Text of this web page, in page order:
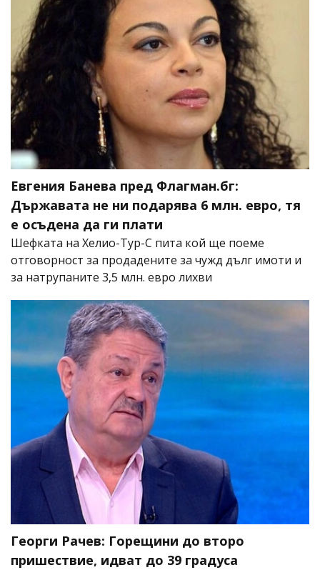
Евгения Банева пред Флагман.бг:
Държавата не ни подарява 6 млн. евро, тя
е осъдена да ги плати
Шефката на Хелио-Тур-С пита кой ще поеме
отговорност за продадените за чужд дълг имоти и
за натрупаните 3,5 млн. евро лихви
Георги Рачев: Горещини до второ
пришествие, идват до 39 градуса